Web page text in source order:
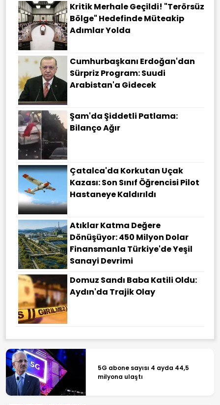
Kritik Merhale Geçildi! "Terörsüz
Bölge" Hedefinde Müteakip
Adımlar Yolda
Cumhurbaşkanı Erdoğan'dan
Sürpriz Program: Suudi
Arabistan'a Gidecek
Şam'da Şiddetli Patlama:
Bilanço Ağır
Çatalca'da Korkutan Uçak
Kazası: Son Sınıf Öğrencisi Pilot
Hastaneye Kaldırıldı
Atıklar Katma Değere
Dönüşüyor: 450 Milyon Dolar
Finansmanla Türkiye'de Yeşil
Sanayi Devrimi
Domuz Sandı Baba Katili Oldu:
Aydın'da Trajik Olay
5G abone sayısı 4 ayda 44,5
milyona ulaştı